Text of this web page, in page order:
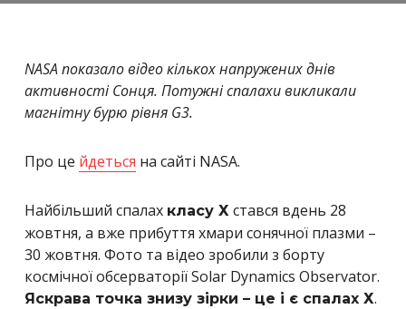
NASA показало відео кількох напружених днів
активності Сонця. Потужні спалахи викликали
магнітну бурю рівня G3.
Про це йдеться на сайті NASA.
Найбільший спалах класу Х стався вдень 28
жовтня, а вже прибуття хмари сонячної плазми –
30 жовтня. Фото та відео зробили з борту
космічної обсерваторії Solar Dynamics Observator.
Яскрава точка знизу зірки – це і є спалах Х.